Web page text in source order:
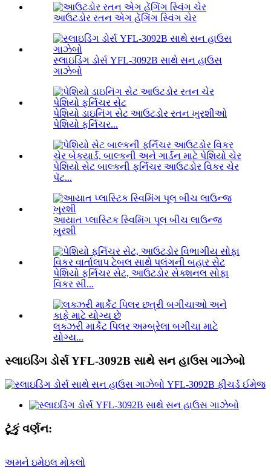
આઉટડોર રતન એગ હેંગિંગ સ્વિંગ ચેર
સ્લાઇડિંગ ડોર્સ YFL-3092B સાથે સન હાઉસ
ગાઝેબો
પેશિયો ડાઇનિંગ સેટ આઉટડોર રતન ખુરશીઓ
પેશિયો ફર્નિચર...
પેશિયો સેટ બાલ્કની ફર્નિચર આઉટડોર વિકર ચેર
પૅટ...
આયાત પ્લાસ્ટિક સ્વિમિંગ પૂલ બીચ લાઉન્જ
ખુરશી
પેશિયો ફર્નિચર સેટ, આઉટડોર સેક્શનલ સોફા
વિકર સી...
લક્ઝરી માર્કેટ પિલર અમ્બ્રેલા બગીચા માટે
યોગ્ય...
સ્લાઇડિંગ ડોર્સ YFL-3092B સાથે સન હાઉસ ગાઝેબો
ટૂંકું વર્ણન:
અમને ઇમેઇલ મોકલો